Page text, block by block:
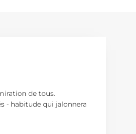
de tous.
- habitude qui jalonnera